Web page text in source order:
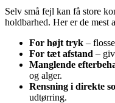
Selv små fejl kan få store
holdbarhed. Her er de mest
For højt tryk –
For tæt afstand –
Manglende
og alger.
Rensning i direkte
udtørring.